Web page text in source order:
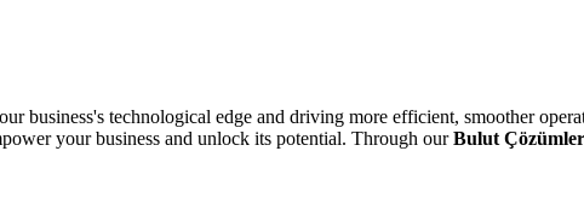
business's technological edge and driving more efficient, smoother
your business and unlock its potential. Through ourBulut